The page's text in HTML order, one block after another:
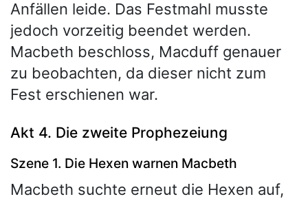
Anfällen leide. Das Festmahl musste
jedoch vorzeitig beendet werden.
Macbeth beschloss, Macduff genauer
zu beobachten, da dieser nicht zum
Fest erschienen war.
Akt 4. Die zweite Prophezeiung
Szene 1. Die Hexen warnen Macbeth
Macbeth suchte erneut die Hexen auf,